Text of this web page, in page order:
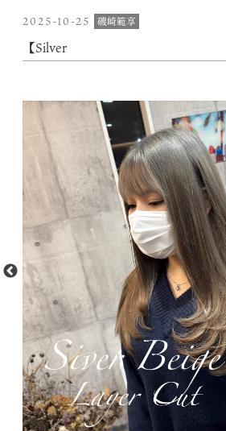
2025-10-25 磯崎範享
【Silver